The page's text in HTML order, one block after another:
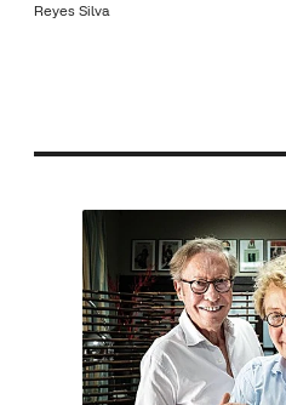
Reyes Silva